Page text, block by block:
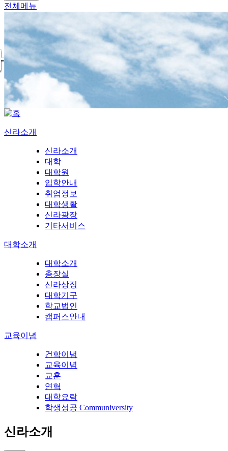
전체메뉴
신라소개
신라소개
대학
대학원
입학안내
취업정보
대학생활
신라광장
기타서비스
대학소개
대학소개
총장실
신라상징
대학기구
학교법인
캠퍼스안내
교육이념
건학이념
교육이념
교훈
연혁
대학요람
학생성공 Communiversity
신라소개